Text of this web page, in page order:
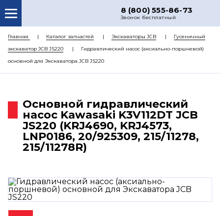
8 (800) 555-86-73
Звонок бесплатный
О НАС
КАТАЛОГ ЗАПЧАСТЕЙ
РЕМОНТ
ЦЕНЫ
КОНТАКТЫ
Главная Каталог запчастей Экскаваторы JCB
Гусеничный
экскаватор JCB JS220
Гидравлический насос (аксиально-поршневой)
основной для Экскаватора JCB JS220
Основной гидравлический
насос Kawasaki K3V112DT JCB
JS220 (KRJ4690, KRJ4573,
LNP0186, 20/925309, 215/11278,
215/11278R)